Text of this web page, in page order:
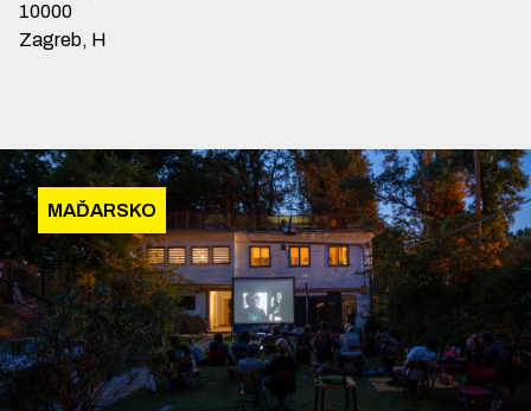
10000
Zagreb, H
MAĎARSKO